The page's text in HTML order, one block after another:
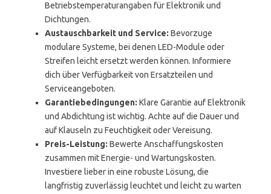
Betriebstemperaturangaben für Elektronik und
Dichtungen.
Austauschbarkeit und Service: Bevorzuge
modulare Systeme, bei denen LED-Module oder
Streifen leicht ersetzt werden können. Informiere
dich über Verfügbarkeit von Ersatzteilen und
Serviceangeboten.
Garantiebedingungen: Klare Garantie auf Elektronik
und Abdichtung ist wichtig. Achte auf die Dauer und
auf Klauseln zu Feuchtigkeit oder Vereisung.
Preis-Leistung: Bewerte Anschaffungskosten
zusammen mit Energie- und Wartungskosten.
Investiere lieber in eine robuste Lösung, die
langfristig zuverlässig leuchtet und leicht zu warten